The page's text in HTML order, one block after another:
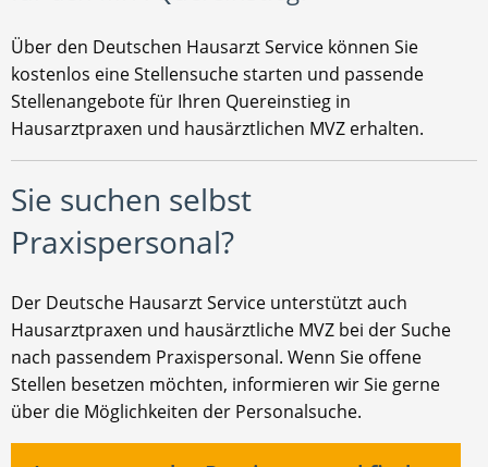
Über den Deutschen Hausarzt Service können Sie
kostenlos eine Stellensuche starten und passende
Stellenangebote für Ihren Quereinstieg in
Hausarztpraxen und hausärztlichen MVZ erhalten.
Sie suchen selbst
Praxispersonal?
Der Deutsche Hausarzt Service unterstützt auch
Hausarztpraxen und hausärztliche MVZ bei der Suche
nach passendem Praxispersonal. Wenn Sie offene
Stellen besetzen möchten, informieren wir Sie gerne
über die Möglichkeiten der Personalsuche.